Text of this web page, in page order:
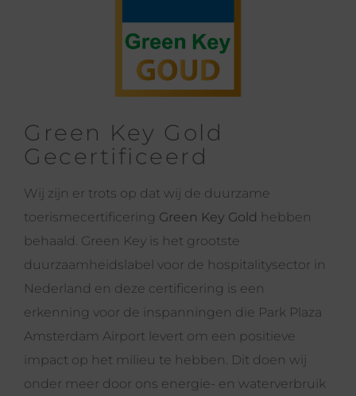
Green Key Gold
Gecertificeerd
Wij zijn er trots op dat wij de duurzame
toerismecertificering Green Key Gold hebben
behaald. Green Key is het grootste
duurzaamheidslabel voor de hospitalitysector in
Nederland en deze certificering is een
erkenning voor de inspanningen die Park Plaza
Amsterdam Airport levert om een positieve
impact op het milieu te hebben. Dit doen wij
onder meer door ons energie- en waterverbruik